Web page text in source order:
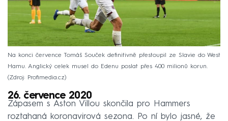
Na konci července Tomáš Souček definitivně přestoupil ze Slavie do West
Hamu. Anglický celek musel do Edenu poslat přes 400 milionů korun.
Zdroj: Profimedia.cz
26. července 2020
Zápasem s Aston Villou skončila pro Hammers
roztahaná koronavirová sezona. Po ní bylo jasné, že